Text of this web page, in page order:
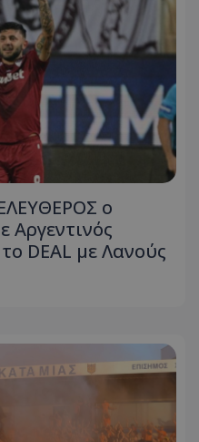
ο
Αργεντινός
DEAL με Λανούς